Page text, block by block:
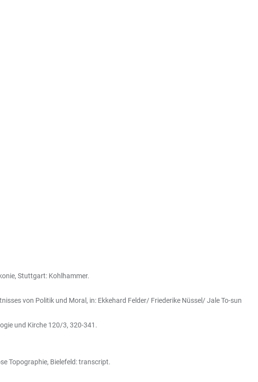
Stuttgart: Kohlhammer.
von Politik und Moral, in: Ekkehard Felder/ Friederike Nüssel/ Jale To-sun
und Kirche 120/3, 320-341.
Topographie, Bielefeld: transcript.